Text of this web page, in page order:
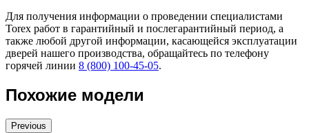
Для получения информации о проведении специалистами
Torex работ в гарантийный и послегарантийный период, а
также любой другой информации, касающейся эксплуатации
дверей нашего производства, обращайтесь по телефону
горячей линии 8 (800) 100-45-05.
Похожие модели
Previous